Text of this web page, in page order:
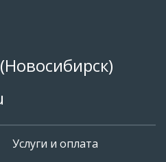
(Новосибирск)
Услуги и оплата